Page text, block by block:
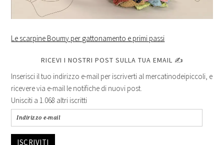
Le scarpine Boumy per gattonamento e primi passi
RICEVI I NOSTRI POST SULLA TUA EMAIL ✍
Inserisci il tuo indirizzo e-mail per iscriverti al mercatinodeipiccoli, e
ricevere via e-mail le notifiche di nuovi post.
Unisciti a 1.068 altri iscritti
ISCRIVITI